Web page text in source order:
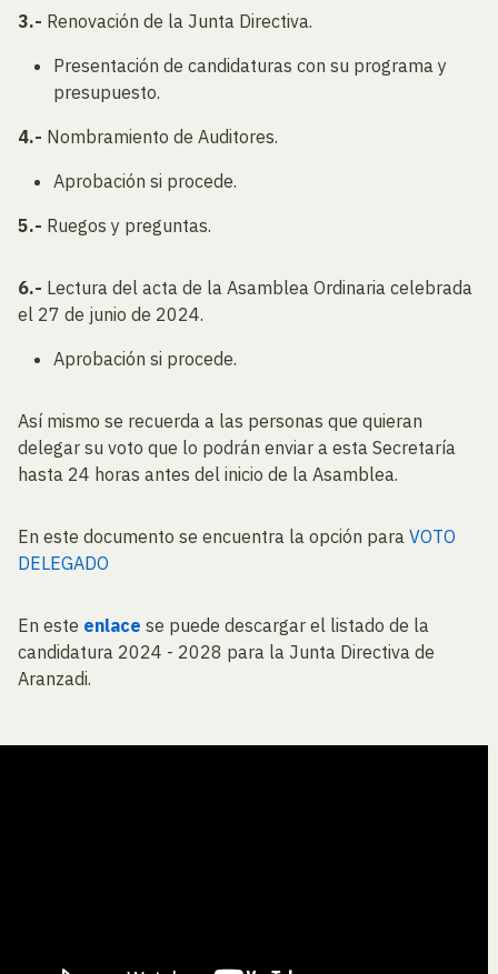
3.- Renovación de la Junta Directiva.
Presentación de candidaturas con su programa y
presupuesto.
4.- Nombramiento de Auditores.
Aprobación si procede.
5.- Ruegos y preguntas.
6.- Lectura del acta de la Asamblea Ordinaria celebrada
el 27 de junio de 2024.
Aprobación si procede.
Así mismo se recuerda a las personas que quieran
delegar su voto que lo podrán enviar a esta Secretaría
hasta 24 horas antes del inicio de la Asamblea.
En este documento se encuentra la opción para VOTO
DELEGADO
En este enlace se puede descargar el listado de la
candidatura 2024 - 2028 para la Junta Directiva de
Aranzadi.